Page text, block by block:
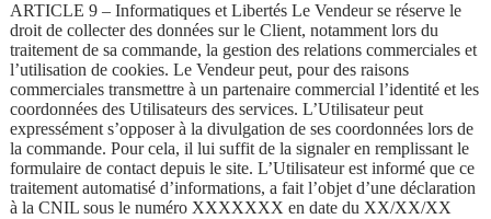
ARTICLE 9 – Informatiques et Libertés Le Vendeur se réserve le
droit de collecter des données sur le Client, notamment lors du
traitement de sa commande, la gestion des relations commerciales et
l’utilisation de cookies. Le Vendeur peut, pour des raisons
commerciales transmettre à un partenaire commercial l’identité et les
coordonnées des Utilisateurs des services. L’Utilisateur peut
expressément s’opposer à la divulgation de ses coordonnées lors de
la commande. Pour cela, il lui suffit de la signaler en remplissant le
formulaire de contact depuis le site. L’Utilisateur est informé que ce
traitement automatisé d’informations, a fait l’objet d’une déclaration
à la CNIL sous le numéro XXXXXXX en date du XX/XX/XX